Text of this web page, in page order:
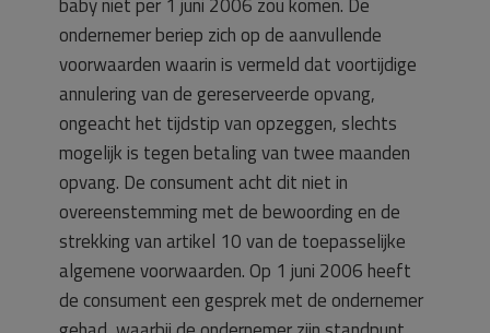
ondernemer beriep zich op de aanvullende
voorwaarden waarin is vermeld dat voortijdige
annulering van de gereserveerde opvang,
ongeacht het tijdstip van opzeggen, slechts
mogelijk is tegen betaling van twee maanden
opvang. De consument acht dit niet in
overeenstemming met de bewoording en de
strekking van artikel 10 van de toepasselijke
algemene voorwaarden. Op 1 juni 2006 heeft
de consument een gesprek met de ondernemer